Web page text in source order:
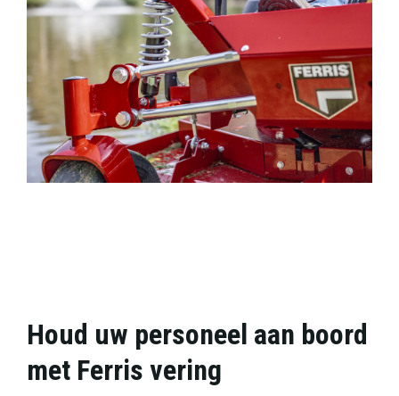
Houd uw personeel aan boord
met Ferris vering